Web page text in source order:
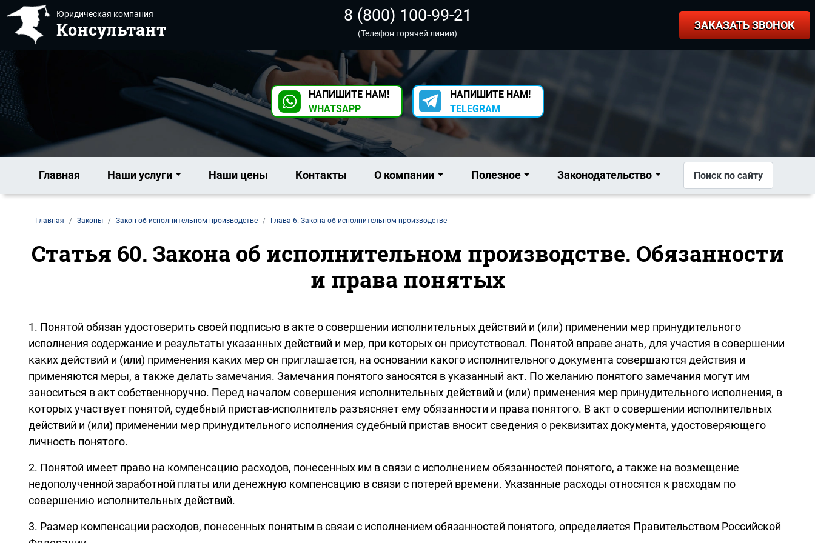
Юридическая компания
Консультант
8 (800) 100-99-21
(Телефон горячей линии)
ЗАКАЗАТЬ ЗВОНОК
НАПИШИТЕ НАМ!
WHATSAPP
НАПИШИТЕ НАМ!
TELEGRAM
Главная Наши услуги Наши цены Контакты О компании Полезное Законодательство Поиск по сайту
Главная Законы Закон об исполнительном производстве Глава 6. Закона об исполнительном производстве
Статья 60. Закона об исполнительном производстве. Обязанности
и права понятых
1. Понятой обязан удостоверить своей подписью в акте о совершении исполнительных действий и (или) применении мер принудительного
исполнения содержание и результаты указанных действий и мер, при которых он присутствовал. Понятой вправе знать, для участия в совершении
каких действий и (или) применения каких мер он приглашается, на основании какого исполнительного документа совершаются действия и
применяются меры, а также делать замечания. Замечания понятого заносятся в указанный акт. По желанию понятого замечания могут им
заноситься в акт собственноручно. Перед началом совершения исполнительных действий и (или) применения мер принудительного исполнения, в
которых участвует понятой, судебный пристав-исполнитель разъясняет ему обязанности и права понятого. В акт о совершении исполнительных
действий и (или) применении мер принудительного исполнения судебный пристав вносит сведения о реквизитах документа, удостоверяющего
личность понятого.
2. Понятой имеет право на компенсацию расходов, понесенных им в связи с исполнением обязанностей понятого, а также на возмещение
недополученной заработной платы или денежную компенсацию в связи с потерей времени. Указанные расходы относятся к расходам по
совершению исполнительных действий.
3. Размер компенсации расходов, понесенных понятым в связи с исполнением обязанностей понятого, определяется Правительством Российской